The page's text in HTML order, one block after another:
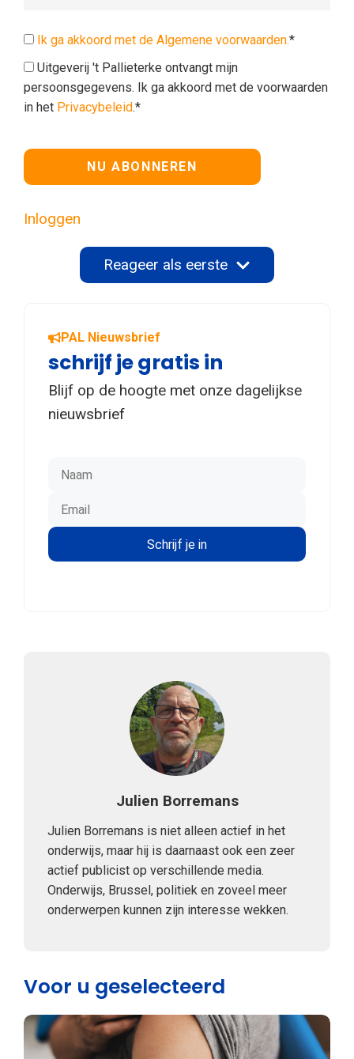
Ik ga akkoord met de Algemene voorwaarden.*
Uitgeverij 't Pallieterke ontvangt mijn
persoonsgegevens. Ik ga akkoord met de voorwaarden
in het Privacybeleid.*
Geen waarde
Inloggen
Reageer als eerste
PAL Nieuwsbrief
schrijf je gratis in
Blijf op de hoogte met onze dagelijkse
nieuwsbrief
Julien Borremans
Julien Borremans is niet alleen actief in het
onderwijs, maar hij is daarnaast ook een zeer
actief publicist op verschillende media.
Onderwijs, Brussel, politiek en zoveel meer
onderwerpen kunnen zijn interesse wekken.
Voor u geselecteerd